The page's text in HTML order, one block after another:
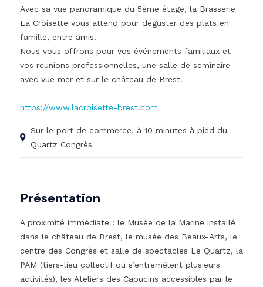
Avec sa vue panoramique du 5ème étage, la Brasserie
La Croisette vous attend pour déguster des plats en
famille, entre amis.
Nous vous offrons pour vos événements familiaux et
vos réunions professionnelles, une salle de séminaire
avec vue mer et sur le château de Brest.
https://www.lacroisette-brest.com
Sur le port de commerce, à 10 minutes à pied du
Quartz Congrès
Présentation
A proximité immédiate : le Musée de la Marine installé
dans le château de Brest, le musée des Beaux-Arts, le
centre des Congrès et salle de spectacles Le Quartz, la
PAM (tiers-lieu collectif où s’entremêlent plusieurs
activités), les Ateliers des Capucins accessibles par le